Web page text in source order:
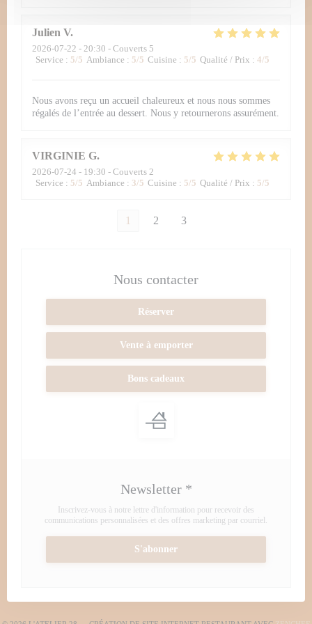
Julien V
2026-07-22 - 20:30 - Couverts 5
Service : 5/5 Ambiance : 5/5 Cuisine : 5/5 Qualité / Prix : 4/5
Nous avons reçu un accueil chaleureux et nous nous sommes
régalés de l’entrée au dessert. Nous y retournerons assurément.
VIRGINIE G
2026-07-24 - 19:30 - Couverts 2
Service : 5/5 Ambiance : 3/5 Cuisine : 5/5 Qualité / Prix : 5/5
1 2 3
Nous contacter
Réserver
Vente à emporter
Bons cadeaux
Newsletter *
Inscrivez-vous à notre lettre d'information pour recevoir des
communications personnalisées et des offres marketing par courriel.
S'abonner